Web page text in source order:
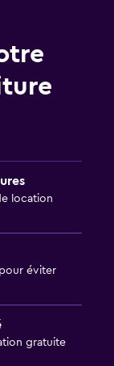
location
éviter
gratuite